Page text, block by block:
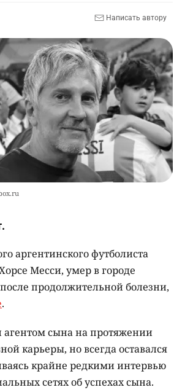
что правим миром, но это не
о жизни на Земле
0 13
подали в суд ходатайство о
наказания для журналистки
Алёховой
0 29
Написать автору
аргентинского футболиста
Месси, умер в городе
продолжительной болезни,
.
агентом сына на протяжении
карьеры, но всегда оставался
крайне редкими интервью
сетях об успехах сына.